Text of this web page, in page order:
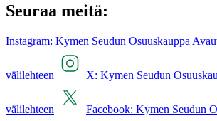
Seuraa meitä:
Instagram: Kymen Seudun Osuuskauppa
välilehteen X: Kymen Seudun
välilehteen Facebook: Kymen Seudun